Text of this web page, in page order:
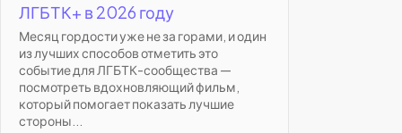
ЛГБТК+ в 2026 году
Месяц гордости уже не за горами, и один
из лучших способов отметить это
событие для ЛГБТК-сообщества —
посмотреть вдохновляющий фильм,
который помогает показать лучшие
стороны...